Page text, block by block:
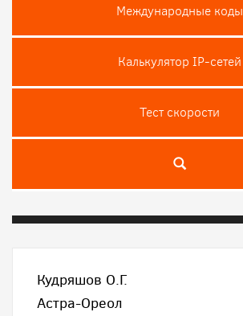
Международные коды
Калькулятор IP-сетей
Тест скороcти
Кудряшов О.Г.
Астра-Ореол